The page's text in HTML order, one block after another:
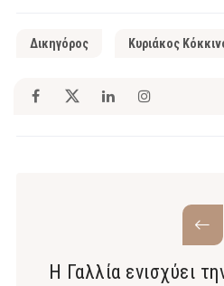
Δικηγόρος Κυριάκος
Η Γαλλία ενισχύει